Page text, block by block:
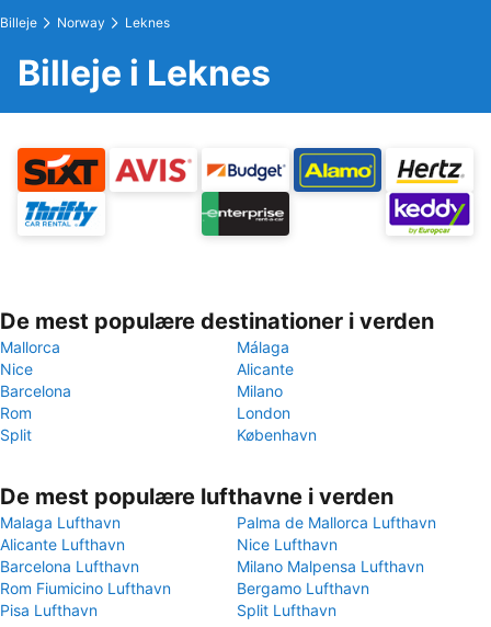
Billeje Norway Leknes
Billeje i Leknes
De mest populære destinationer i verden
Mallorca
Málaga
Nice
Alicante
Barcelona
Milano
Rom
London
Split
København
De mest populære lufthavne i verden
Malaga Lufthavn
Palma de Mallorca Lufthavn
Alicante Lufthavn
Nice Lufthavn
Barcelona Lufthavn
Milano Malpensa Lufthavn
Rom Fiumicino Lufthavn
Bergamo Lufthavn
Pisa Lufthavn
Split Lufthavn